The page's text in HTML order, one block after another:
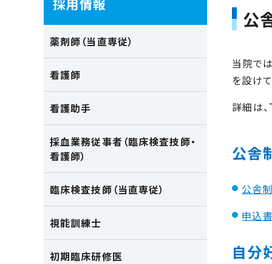
公
当院で
を設け
詳細は
公舎
公舎
申込書
自分
採用情報
薬剤師（当直専従）
看護師
看護助手
採血業務従事者（臨床検査技師・
看護師）
臨床検査技師（当直専従）
視能訓練士
初期臨床研修医